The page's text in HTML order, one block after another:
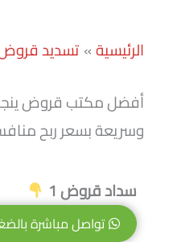
الرئيسية تسديد قروض
أفضل مكتب قروض
وسريعة بسعر ربح
سداد قروض 1
تواصل مباشرة